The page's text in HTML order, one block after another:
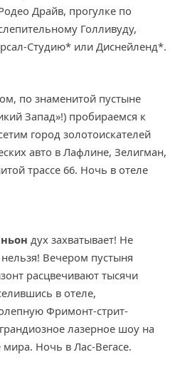
Драйв, прогулке по
Голливуду,
Студию* или Диснейленд*.
по знаменитой пустыне
Запад»!) пробираемся к
город золотоискателей
авто в Лафлине, Зелигман,
трассе 66. Ночь в отеле
дух захватывает! Не
Вечером пустыня
расцвечивают тысячи
в отеле,
Фримонт-стрит-
лазерное шоу на
Ночь в Лас-Вегасе.